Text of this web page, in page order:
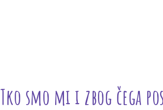
Tko smo mi i zbog čega